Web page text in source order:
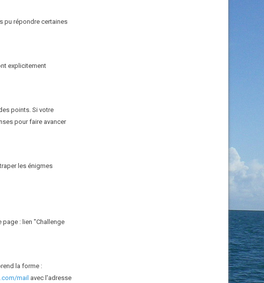
pu répondre certaines
explicitement
points. Si votre
pour faire avancer
les énigmes
page : lien "Challenge
la forme :
mail avec l'adresse